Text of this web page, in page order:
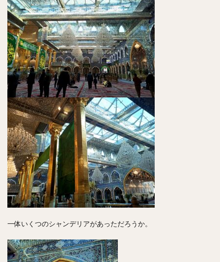
一体いくつのシャンデリアがあっただろうか。